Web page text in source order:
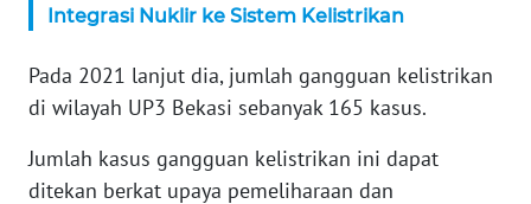
Integrasi Nuklir ke Sistem Kelistrikan
Pada 2021 lanjut dia, jumlah gangguan kelistrikan
di wilayah UP3 Bekasi sebanyak 165 kasus.
Jumlah kasus gangguan kelistrikan ini dapat
ditekan berkat upaya pemeliharaan dan
WN
WN